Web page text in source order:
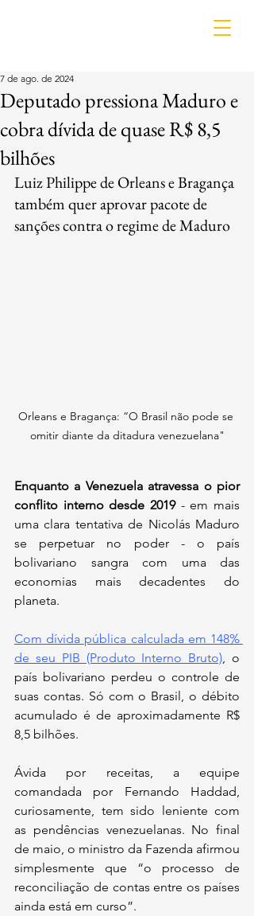
Deputado pressiona Maduro e
cobra dívida de quase R$ 8,5
bilhões
7 de ago. de 2024
Luiz Philippe de Orleans e Bragança
também quer aprovar pacote de
sanções contra o regime de Maduro
Orleans e Bragança: “O Brasil não pode se
omitir diante da ditadura venezuelana"
Enquanto a Venezuela atravessa o pior
conflito interno desde 2019 - em mais
uma clara tentativa de Nicolás Maduro
se perpetuar no poder - o país
bolivariano sangra com uma das
economias mais decadentes do
planeta.
Com dívida pública calculada em 148%
de seu PIB (Produto Interno Bruto) , o
país bolivariano perdeu o controle de
suas contas. Só com o Brasil, o débito
acumulado é de aproximadamente R$
8,5 bilhões.
Ávida por receitas, a equipe
comandada por Fernando Haddad,
curiosamente, tem sido leniente com
as pendências venezuelanas. No final
de maio, o ministro da Fazenda afirmou
simplesmente que “o processo de
reconciliação de contas entre os países
ainda está em curso”.